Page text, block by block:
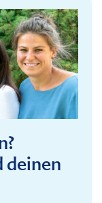
deinen